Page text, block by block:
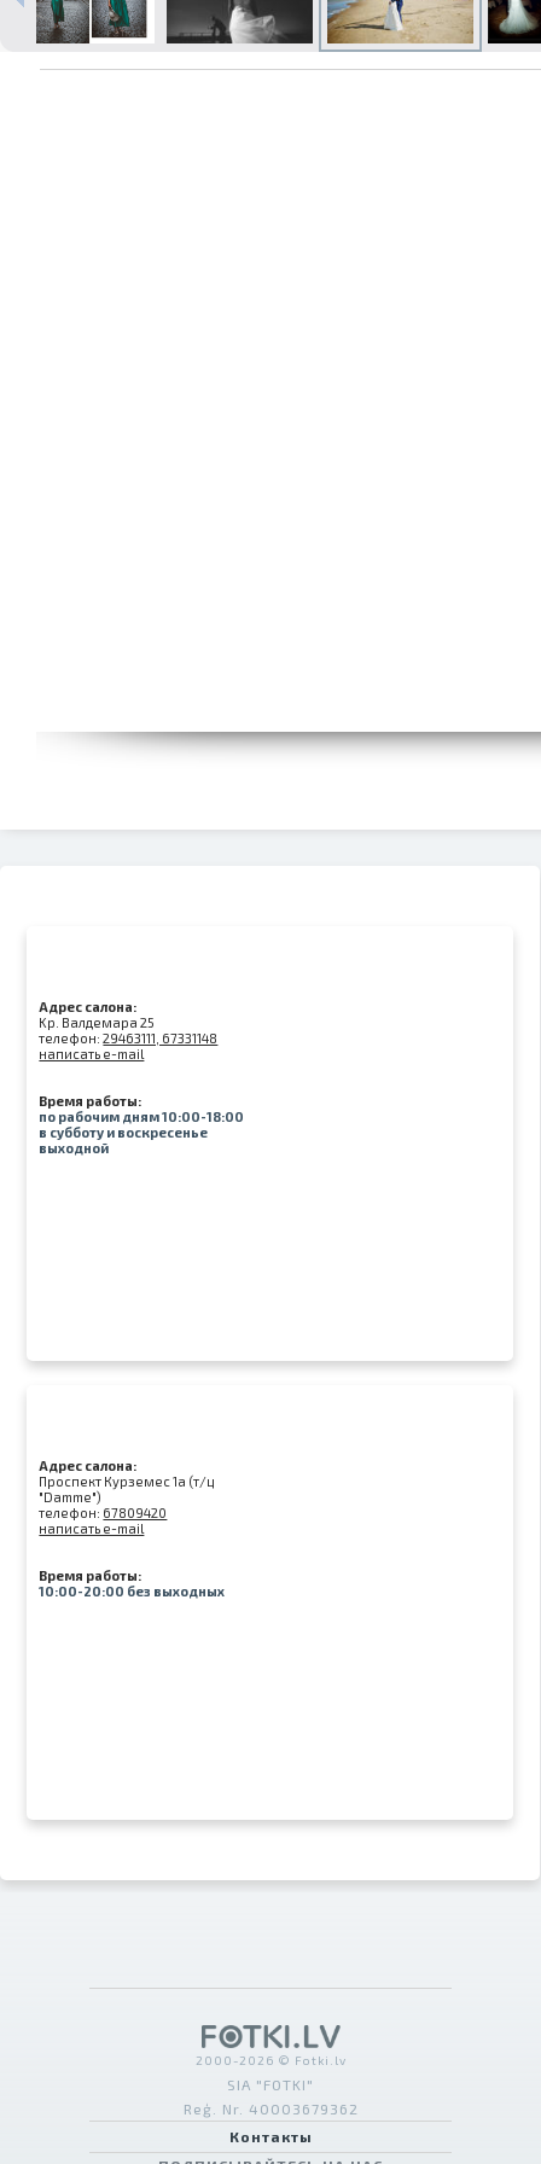
Печать в течение 1 часа в Риге –
Адрес салона:
Kр. Валдемара 25
телефон:29463111, 67331148
написать e-mail
Время работы:
по рабочим дням 10:00-18:00
в субботу и воскресенье
выходной
Адрес салона:
Проспект Курземес 1а (т/ц
"Damme")
телефон: 67809420
написать e-mail
Время работы:
10:00-20:00 без выходных
2000-2026 © Fotki.lv
SIA "FOTKI"
Reģ. Nr. 40003679362
Контакты